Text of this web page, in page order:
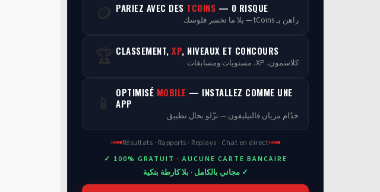
🪙 PARIEZ AVEC DES TCOINS — 0 RISQUE
راهن بـ tCoins — بلا ما تخسر فلوسك
🏆 CLASSEMENT, XP, NIVEAUX ET CONCOURS
كلاسمون، XP، مستويات ومسابقات
📱 OPTIMISÉ MOBILE — INSTALLEZ COMME UNE
APP
خدّام مزيان فالتيليفون — نزّلو بحال تطبيق
Résultats · Rapports · Replays · Chat en direct
✓ 100% GRATUIT · AUCUNE CARTE BANCAIRE
✓ مجاني بالكامل · بلا كارطة بنكية